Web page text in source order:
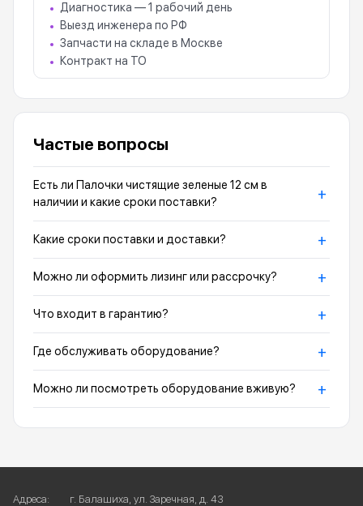
Диагностика — 1 рабочий день
Выезд инженера по РФ
Запчасти на складе в Москве
Контракт на ТО
Частые вопросы
Есть ли Палочки чистящие зеленые 12 см в
наличии и какие сроки поставки?
+
Какие сроки поставки и доставки? +
Можно ли оформить лизинг или рассрочку? +
Что входит в гарантию? +
Где обслуживать оборудование? +
Можно ли посмотреть оборудование вживую? +
Адреса:
г. Балашиха, ул. Заречная, д. 43